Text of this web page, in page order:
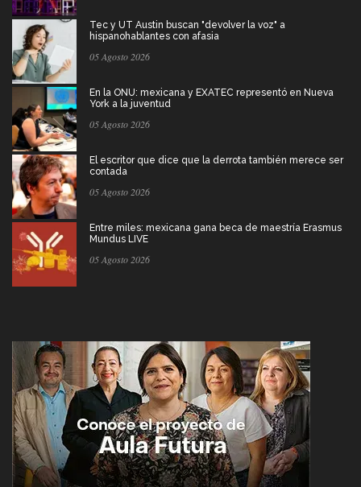
Tec y UT Austin buscan "devolver la voz" a
hispanohablantes con afasia
05 Agosto 2026
En la ONU: mexicana y EXATEC representó en Nueva
York a la juventud
05 Agosto 2026
El escritor que dice que la derrota también merece ser
contada
05 Agosto 2026
Entre miles: mexicana gana beca de maestría Erasmus
Mundus LIVE
05 Agosto 2026